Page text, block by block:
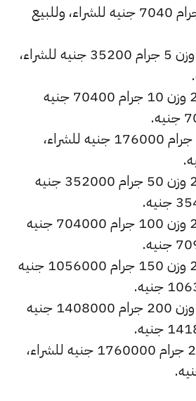
سعر عيار 21 وزن 1 جرام 7040 جنيه للشراء، وللبيع
سعر الذهب عيار 21 وزن 5 جرام 35200 جنيه للشراء،
أسعار الذهب عيار 21 وزن 10 جرام 70400 جنيه
سعر عيار 21 وزن 25 جرام 176000 جنيه للشراء،
أسعار الذهب عيار 21 وزن 50 جرام 352000 جنيه
أسعار الذهب عيار 21 وزن 100 جرام 704000 جنيه
أسعار الذهب عيار 21 وزن 150 جرام 1056000 جنيه
سعر الذهب عيار 21 وزن 200 جرام 1408000 جنيه
سعر عيار 21 وزن 250 جرام 1760000 جنيه للشراء،